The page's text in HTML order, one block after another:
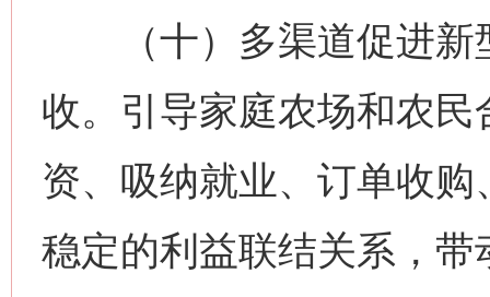
（十）多渠道促进新
收。引导家庭农场和农
资、吸纳就业、订单收
稳定的利益联结关系，